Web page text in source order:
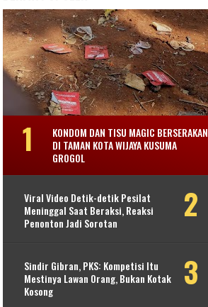
KONDOM DAN TISU MAGIC BERSERAKAN
DI TAMAN KOTA WIJAYA KUSUMA
GROGOL
Viral Video Detik-detik Pesilat
Meninggal Saat Beraksi, Reaksi
Penonton Jadi Sorotan
Sindir Gibran, PKS: Kompetisi Itu
Mestinya Lawan Orang, Bukan Kotak
Kosong